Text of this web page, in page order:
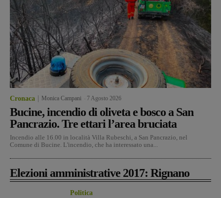
Cronaca Monica Campani 7 Agosto 2026
Bucine, incendio di oliveta e bosco a San
Pancrazio. Tre ettari l’area bruciata
Incendio alle 16.00 in località Villa Rubeschi, a San Pancrazio, nel
Comune di Bucine. L'incendio, che ha interessato una...
Elezioni amministrative 2017: Rignano
Politica